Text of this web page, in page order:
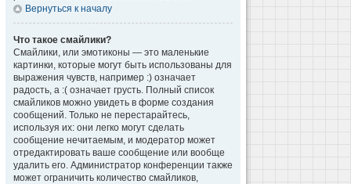
Вернуться к началу
Что такое смайлики?
Смайлики, или эмотиконы — это маленькие
картинки, которые могут быть использованы для
выражения чувств, например :) означает
радость, а :( означает грусть. Полный список
смайликов можно увидеть в форме создания
сообщений. Только не перестарайтесь,
используя их: они легко могут сделать
сообщение нечитаемым, и модератор может
отредактировать ваше сообщение или вообще
удалить его. Администратор конференции также
может ограничить количество смайликов,